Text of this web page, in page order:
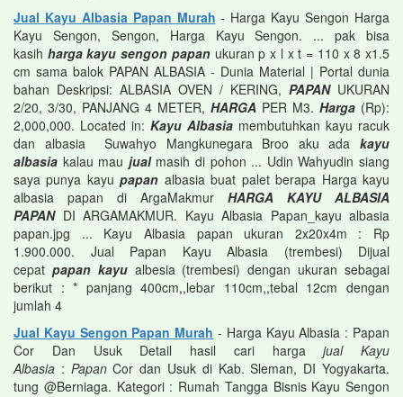
Jual Kayu Albasia Papan Murah - Harga Kayu Sengon Harga
Kayu Sengon, Sengon, Harga Kayu Sengon. ... pak bisa
kasih harga kayu sengon papanukuran p x l x t = 110 x 8 x1.5
cm sama balok PAPAN ALBASIA - Dunia Material | Portal dunia
bahan Deskripsi: ALBASIA OVEN / KERING, PAPANUKURAN
2/20, 3/30, PANJANG 4 METER, HARGA PER M3. Harga (Rp):
2,000,000. Located in: Kayu Albasia membutuhkan kayu racuk
dan albasia Suwahyo Mangkunegara Broo aku ada kayu
albasia kalau mau jualmasih di pohon ... Udin Wahyudin siang
saya punya kayupapan albasia buat palet berapa Harga kayu
albasia papan di ArgaMakmur HARGA KAYU ALBASIA
PAPANDI ARGAMAKMUR. Kayu Albasia Papan_kayu albasia
papan.jpg ... Kayu Albasia papan ukuran 2x20x4m : Rp
1.900.000. Jual Papan Kayu Albasia (trembesi) Dijual
cepat papan kayualbesia (trembesi) dengan ukuran sebagai
berikut : * panjang 400cm,,lebar 110cm,,tebal 12cm dengan
jumlah 4
Jual Kayu Sengon Papan Murah - Harga Kayu Albasia : Papan
Cor Dan Usuk Detail hasil cari hargajual Kayu
Albasia : PapanCor dan Usuk di Kab. Sleman, DI Yogyakarta.
tung @Berniaga. Kategori : Rumah Tangga Bisnis Kayu Sengon